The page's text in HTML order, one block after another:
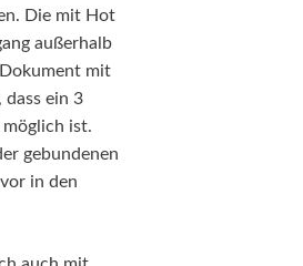
Die mit Hot
außerhalb
mit
dass ein 3
möglich ist.
gebundenen
in den